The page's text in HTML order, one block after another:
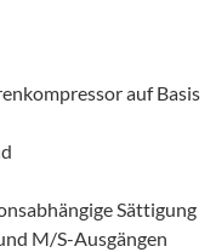
auf Basis
Sättigung
M/S-Ausgängen